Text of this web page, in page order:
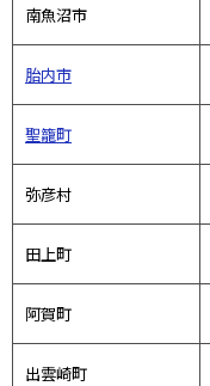
南魚沼市
胎内市
聖籠町
弥彦村
田上町
阿賀町
出雲崎町